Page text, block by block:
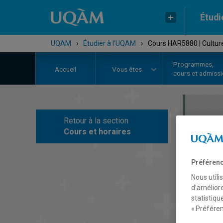
UQAM › Étudier à l'UQAM › Cours HAR5880 |
Accueil Vous êtes
Programmes,
cours et
Retour à la section
Cours et horaires
Nous
«